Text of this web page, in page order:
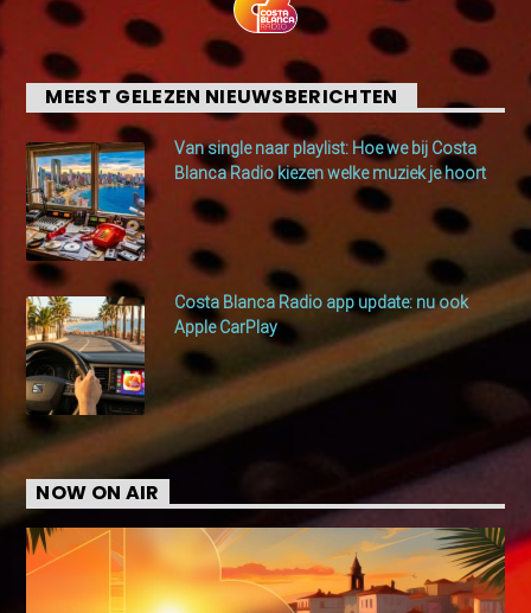
MEEST GELEZEN NIEUWSBERICHTEN
Van single naar playlist: Hoe we bij Costa
Blanca Radio kiezen welke muziek je hoort
Costa Blanca Radio app update: nu ook
Apple CarPlay
NOW ON AIR